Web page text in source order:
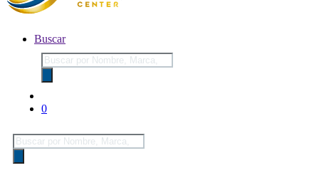
Buscar
Búsqueda
de
productos
0
Búsqueda
de
productos